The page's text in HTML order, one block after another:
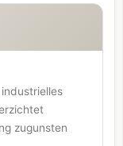
zugunsten